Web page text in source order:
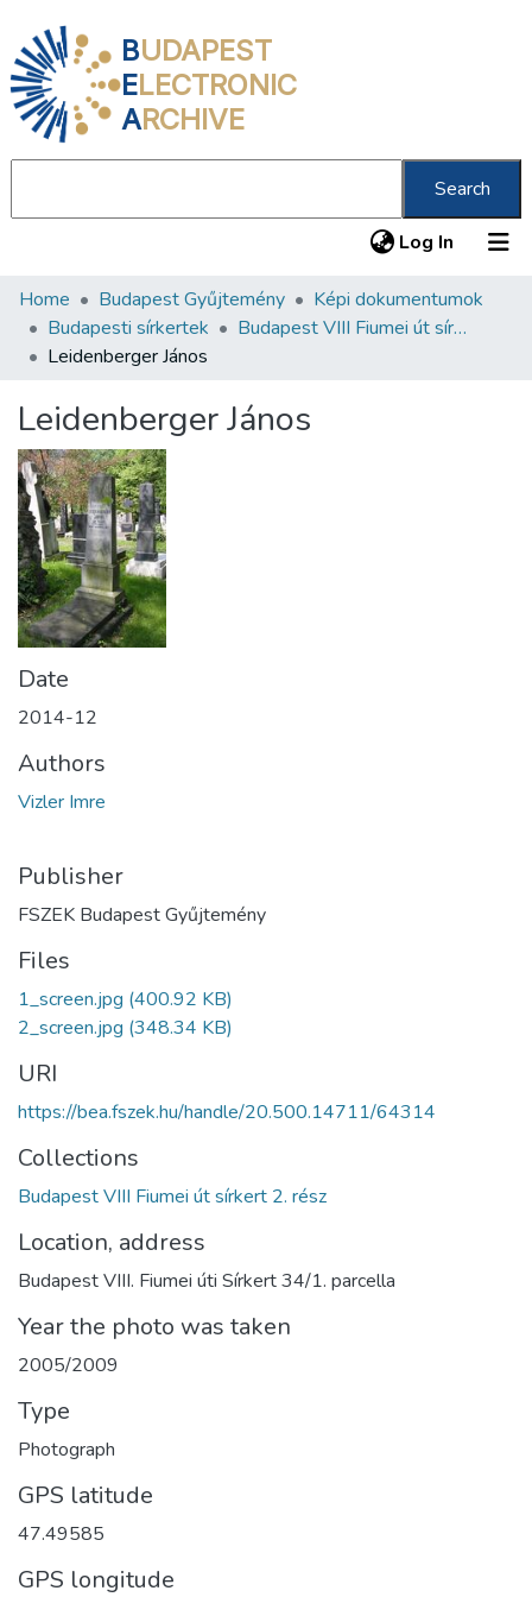
BUDAPEST
ELECTRONIC
ARCHIVE
Search
Log In (current)
Communities & Collections
All of DSpace
About us
Home Budapest Gyűjtemény
Képi dokumentumok
Budapesti sírkertek
Budapest VIII Fiumei út sírkert 2. rész
Leidenberger János
Leidenberger János
Date
2014-12
Authors
Vizler Imre
Publisher
FSZEK Budapest Gyűjtemény
Files
1_screen.jpg (400.92 KB)
2_screen.jpg (348.34 KB)
URI
https://bea.fszek.hu/handle/20.500.14711/64314
Collections
Budapest VIII Fiumei út sírkert 2. rész
Location, address
Budapest VIII. Fiumei úti Sírkert 34/1. parcella
Year the photo was taken
2005/2009
Type
Photograph
GPS latitude
47.49585
GPS longitude